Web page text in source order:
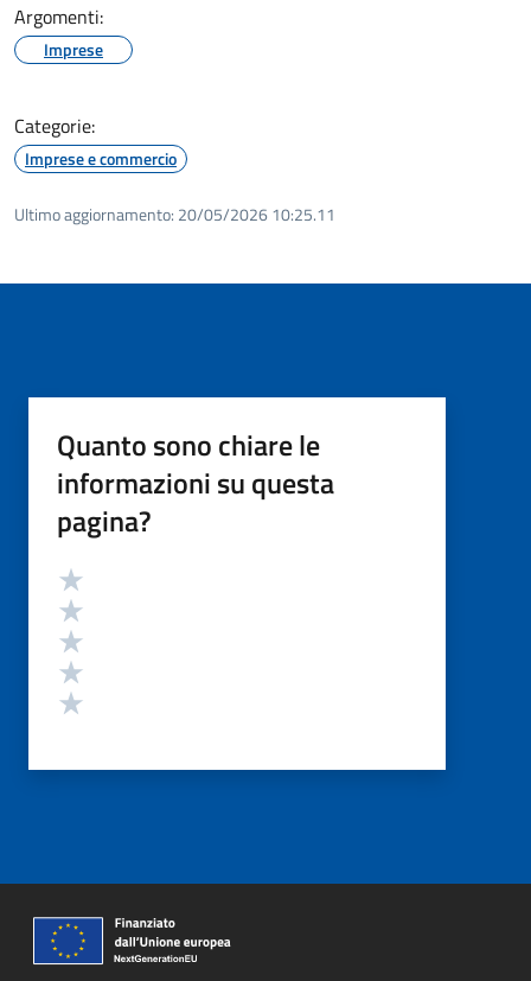
Argomenti:
Imprese
Categorie:
Imprese e commercio
Ultimo aggiornamento: 20/05/2026 10:25.11
Quanto sono chiare le
informazioni su questa
pagina?
Valutazione